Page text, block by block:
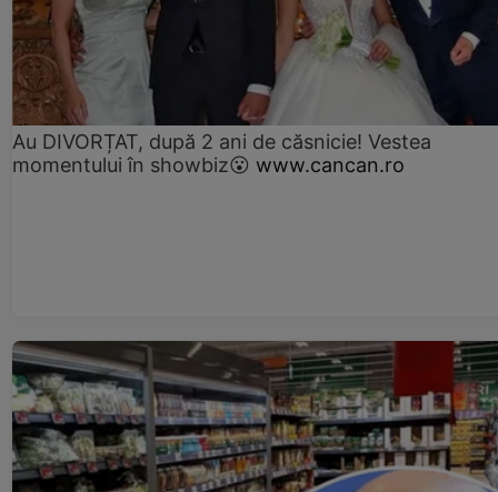
Au DIVORȚAT, după 2 ani de căsnicie! Vestea
momentului în showbiz😮 www.cancan.ro